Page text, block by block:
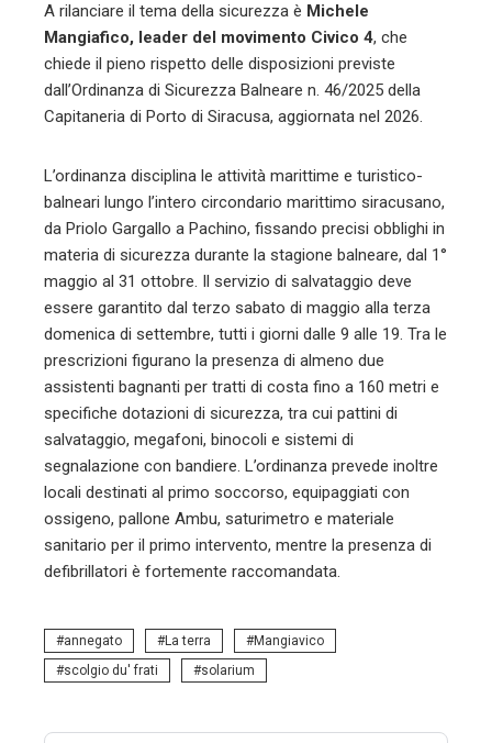
A rilanciare il tema della sicurezza è Michele
Mangiafico, leader del movimento Civico 4, che
chiede il pieno rispetto delle disposizioni previste
dall’Ordinanza di Sicurezza Balneare n. 46/2025 della
Capitaneria di Porto di Siracusa, aggiornata nel 2026.
L’ordinanza disciplina le attività marittime e turistico-
balneari lungo l’intero circondario marittimo siracusano,
da Priolo Gargallo a Pachino, fissando precisi obblighi in
materia di sicurezza durante la stagione balneare, dal 1°
maggio al 31 ottobre. Il servizio di salvataggio deve
essere garantito dal terzo sabato di maggio alla terza
domenica di settembre, tutti i giorni dalle 9 alle 19. Tra le
prescrizioni figurano la presenza di almeno due
assistenti bagnanti per tratti di costa fino a 160 metri e
specifiche dotazioni di sicurezza, tra cui pattini di
salvataggio, megafoni, binocoli e sistemi di
segnalazione con bandiere. L’ordinanza prevede inoltre
locali destinati al primo soccorso, equipaggiati con
ossigeno, pallone Ambu, saturimetro e materiale
sanitario per il primo intervento, mentre la presenza di
defibrillatori è fortemente raccomandata.
annegato La terra
Mangiavico
scolgio du' frati
solarium